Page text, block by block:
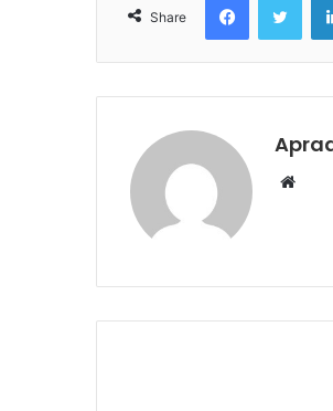
Share
i